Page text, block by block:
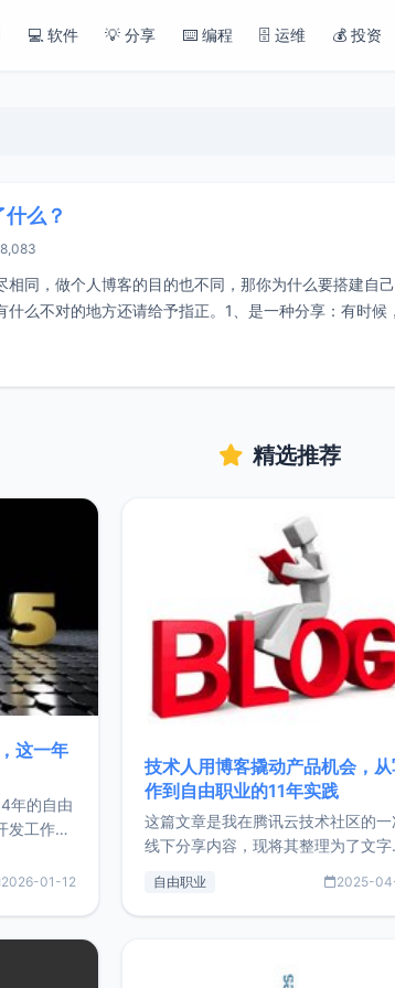
💻 软件 💡 分享 ⌨️ 编程 🗄️ 运维 💰 投资
么？
8,083
同，做个人博客的目的也不同，那你为什么要搭建自
什么不对的地方还请给予指正。1、是一种分享：有时
精选推荐
这一年
年的自由
发工作。
、学习、
2026-01-12
技术人用博客撬动产品机会，
作到自由职业的11年实践
这篇文章是我在腾讯云技术社区的一
线下分享内容，现将其整理为了文字
版，分享了写博客11年来的经历，以
通过博客过渡到做产品和走向自由职
的一个小故事。文中还首次公开了
自由职业 2025-